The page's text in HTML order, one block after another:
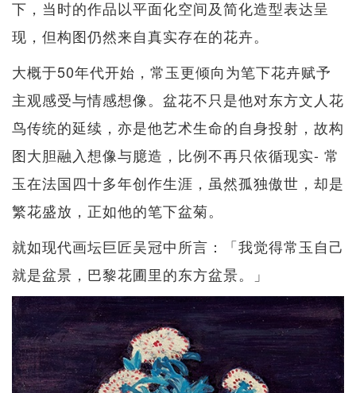
下，当时的作品以平面化空间及简化造型表达呈
现，但构图仍然来自真实存在的花卉。
大概于50年代开始，常玉更倾向为笔下花卉赋予
主观感受与情感想像。盆花不只是他对东方文人花
鸟传统的延续，亦是他艺术生命的自身投射，故构
图大胆融入想像与臆造，比例不再只依循现实- 常
玉在法国四十多年创作生涯，虽然孤独傲世，却是
繁花盛放，正如他的笔下盆菊。
就如现代画坛巨匠吴冠中所言：「我觉得常玉自己
就是盆景，巴黎花圃里的东方盆景。」